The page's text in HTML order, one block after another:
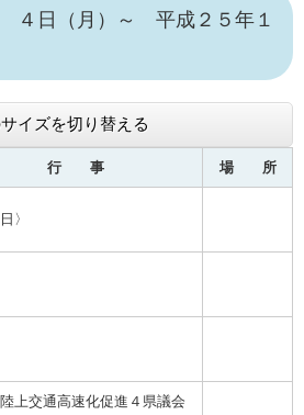
４日（月）～ 平成２５年１
イズを切り替える
行 事 場 所
〉
上交通高速化促進４県議会